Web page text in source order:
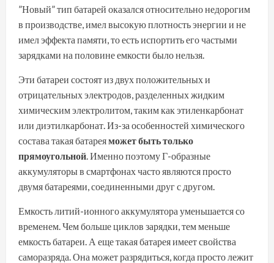
”Новый” тип батарей оказалсяотносительно недорогим
в производстве, имел высокую плотность энергии и не
имел эффекта памяти, то есть испортить его частыми
зарядками на половине емкости было нельзя.
Эти батареи состоят из двух положительных и
отрицательных электродов, разделенных жидким
химическим электролитом, таким как этиленкарбонат
или диэтилкарбонат. Из-за особенностей химического
состава такая батареяможет быть только
прямоугольной. Именно поэтому Г-образные
аккумуляторы в смартфонах часто являются просто
двумя батареями, соединенными друг с другом.
Емкость литий-ионного аккумулятора уменьшается со
временем. Чем больше циклов зарядки, тем меньше
емкость батареи. А еще такая батарея имеет свойства
саморазряда. Она может разрядиться, когда просто лежит